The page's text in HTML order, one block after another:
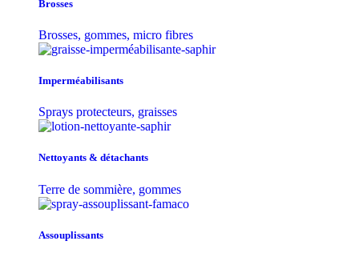
Brosses
Brosses, gommes, micro fibres
Imperméabilisants
Sprays protecteurs, graisses
Nettoyants & détachants
Terre de sommière, gommes
Assouplissants